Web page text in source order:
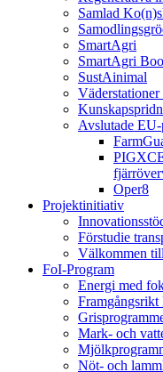
Samlad
SmartAgri
SmartAgri
SustAinimal
Avslutade
Oper8
Projektinitiativ
Förstudie
Välkommen
FoI-Program
Energi med
Framgångsrikt
Mark- och
Nöt- och